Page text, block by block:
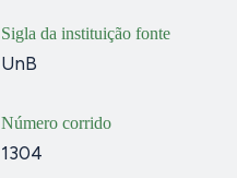
Sigla da instituição fonte
UnB
Número corrido
1304